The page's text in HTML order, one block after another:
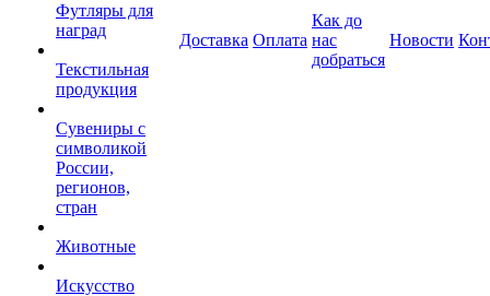
Футляры для
наград
Текстильная
продукция
Сувениры с
символикой
России,
регионов,
стран
Животные
Искусство
Доставка Оплата
Как до
нас
добраться
Новости